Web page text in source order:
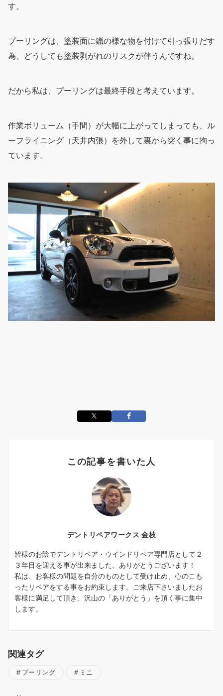
す。
プーリングは、塗装面に鑞の様な物を付けて引っ張りだす
為、どうしても塗装剥がれのリスクが伴うんですね。
だから私は、プーリングは最終手段と考えています。
作業ボリューム（手間）が大幅に上がってしまっても、ル
ーフライニング（天井内張）を外して裏から突く事に拘っ
ています。
この記事を書いた人
デントリペアワークス 金枝
皆様のお陰でデントリペア・ウインドリペア専門店として２
３年目を迎える事が出来ました。ありがとうございます！
私は、お客様の問題を自分のものとして受け止め、心のこも
ったリペアをする事をお約束します。ご来店下さいましたお
客様に満足して頂き、沢山の「ありがとう」を頂く事に集中
します。
関連タグ
プーリング ミニ